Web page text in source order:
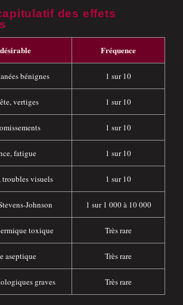
des effets
Fréquence
bénignes 1 sur 10
vertiges 1 sur 10
1 sur 10
fatigue 1 sur 10
visuels 1 sur 10
Johnson 1 sur 1 000 à 10 000
toxique Très rare
aseptique Très rare
graves Très rare